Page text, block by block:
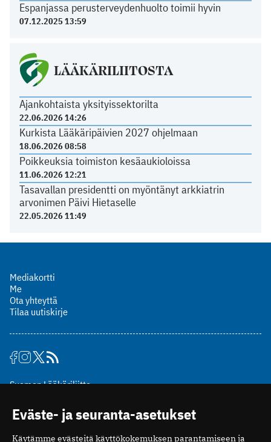
Espanjassa perusterveydenhuolto toimii hyvin
07.12.2025 13:59
LÄÄKÄRILIITOSTA
Ajankohtaista yksityissektorilta
22.06.2026 14:26
Kurkista Lääkäripäivien 2027 ohjelmaan
18.06.2026 08:58
Poikkeuksia toimiston kesäaukioloissa
11.06.2026 12:21
Tasavallan presidentti on myöntänyt arkkiatrin
arvonimen Päivi Hietaselle
22.05.2026 11:49
Mediakortti
Me
Ota yhteyttä
Tilaa uutiskirje
Suomen Lääkäriliitto
00510 Helsinki
puh. (09) 393 091
Eväste- ja seuranta-asetukset
Käytämme evästeitä käyttökokemuksen parantamiseen ja